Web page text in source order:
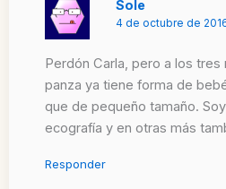
Sole
4 de octubre de
Perdón Carla, pero a los
panza ya tiene forma de
que de pequeño tamaño.
ecografía y en otras más
Responder